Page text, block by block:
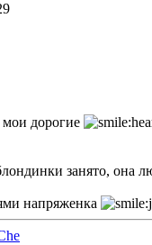
мои дорогие
занято, она
напряженка